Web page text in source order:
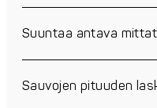
Suuntaa antava
Sauvojen pituuden